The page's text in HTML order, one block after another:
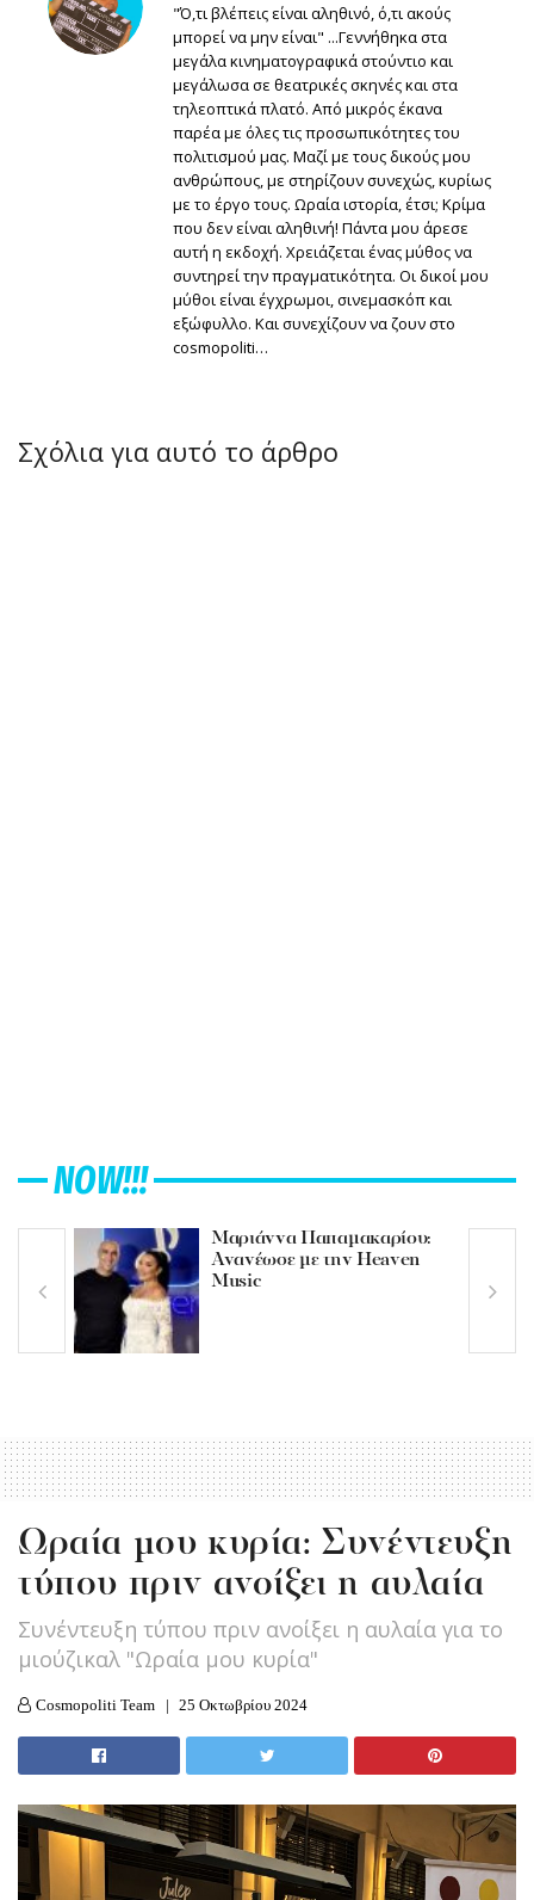
"Ό,τι βλέπεις είναι αληθινό, ό,τι ακούς
μπορεί να μην είναι" ...Γεννήθηκα στα
μεγάλα κινηματογραφικά στούντιο και
μεγάλωσα σε θεατρικές σκηνές και στα
τηλεοπτικά πλατό. Από μικρός έκανα
παρέα με όλες τις προσωπικότητες του
πολιτισμού μας. Μαζί με τους δικούς μου
ανθρώπους, με στηρίζουν συνεχώς, κυρίως
με το έργο τους. Ωραία ιστορία, έτσι; Κρίμα
που δεν είναι αληθινή! Πάντα μου άρεσε
αυτή η εκδοχή. Χρειάζεται ένας μύθος να
συντηρεί την πραγματικότητα. Οι δικοί μου
μύθοι είναι έγχρωμοι, σινεμασκόπ και
εξώφυλλο. Και συνεχίζουν να ζουν στο
cosmopoliti…
Σχόλια για αυτό το άρθρο
NOW!!!
Μαριάννα Παπαμακαρίου:
Ανανέωσε με την Heaven
Music
Ωραία μου κυρία: Συνέντευξη
τύπου πριν ανοίξει η αυλαία
Συνέντευξη τύπου πριν ανοίξει η αυλαία για το
μιούζικαλ "Ωραία μου κυρία"
Cosmopoliti Team 25 Οκτωβρίου 2024